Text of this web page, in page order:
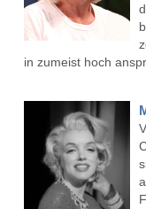
in zumeist hoch